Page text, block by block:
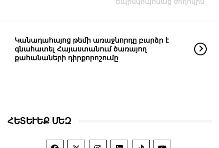
Կանադահայոց թեմի առաջնորդը բարձր է
գնահատել Հայաստանում ծառայող
քահանաների դիրքորոշումը
ՀԵՏԵՒԵՔ ՄԵԶ